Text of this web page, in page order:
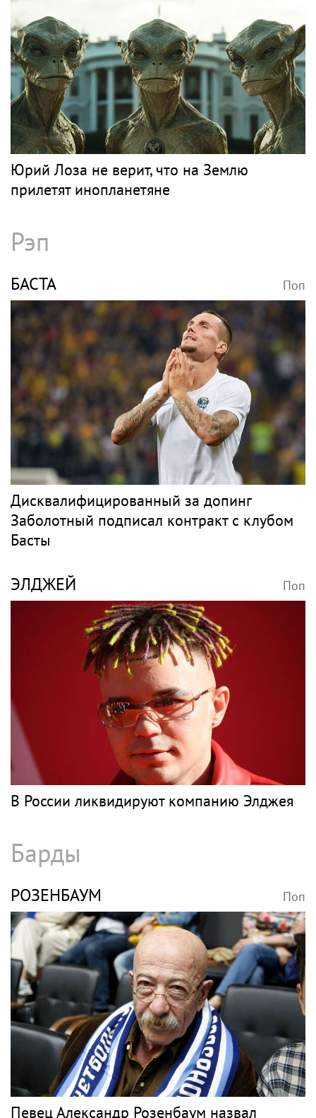
Юрий Лоза не верит, что на Землю
прилетят инопланетяне
Рэп
БАСТА Поп
Дисквалифицированный за допинг
Заболотный подписал контракт с клубом
Басты
ЭЛДЖЕЙ Поп
В России ликвидируют компанию Элджея
Барды
РОЗЕНБАУМ Поп
Певец Александр Розенбаум назвал